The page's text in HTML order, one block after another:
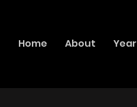
Home About Year